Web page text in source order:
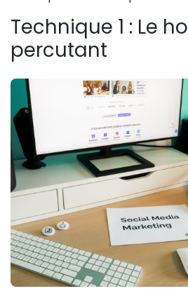
Technique 1 : Le
percutant